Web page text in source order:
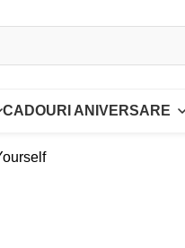
CADOURI ANIVERSARE